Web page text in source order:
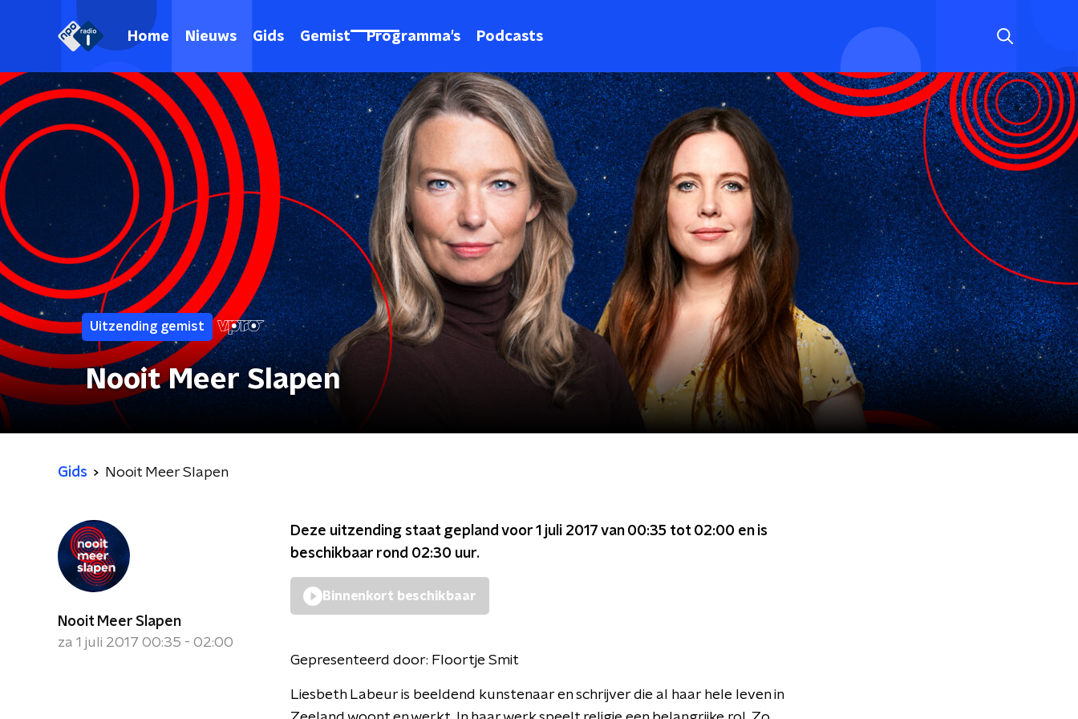
Home Nieuws Gids Gemist Programma's Podcasts
Uitzending gemist
Nooit Meer Slapen
Gids Nooit Meer Slapen
Nooit Meer Slapen
za 1 juli 2017 00:35 - 02:00
Deze uitzending staat gepland voor 1 juli 2017 van 00:35 tot 02:00 en is
beschikbaar rond 02:30 uur.
Binnenkort beschikbaar
Gepresenteerd door: Floortje Smit
Liesbeth Labeur is beeldend kunstenaar en schrijver die al haar hele leven in